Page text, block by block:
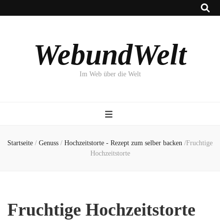
WebundWelt
Im Web über die Welt
Startseite / Genuss / Hochzeitstorte - Rezept zum selber backen /Fruchtige
Hochzeitstorte
Fruchtige Hochzeitstorte